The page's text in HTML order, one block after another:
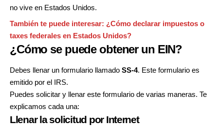
no vive en Estados Unidos.
También te puede interesar: ¿Cómo declarar impuestos o
taxes federales en Estados Unidos?
¿Cómo se puede obtener un EIN?
Debes llenar un formulario llamado SS-4. Este formulario es
emitido por el IRS.
Puedes solicitar y llenar este formulario de varias maneras. Te
explicamos cada una:
Llenar la solicitud por Internet